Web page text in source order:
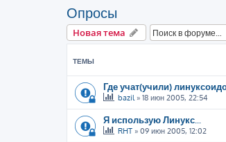
Опросы
Новая тема
ТЕМЫ
Где учат(учили)
bazil» 18 июн 2005, 22:54
Я использую Линукс...
RHT » 09 июн 2005, 12:02